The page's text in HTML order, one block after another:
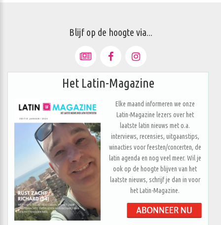
Blijf op de hoogte via...
Het Latin-Magazine
Elke maand informeren we onze
Latin-Magazine lezers over het
laatste latin nieuws met o.a.
interviews, recensies, uitgaanstips,
winacties voor feesten/concerten, de
latin agenda en nog veel meer. Wil je
ook op de hoogte blijven van het
laatste nieuws, schrijf je dan in voor
het Latin-Magazine.